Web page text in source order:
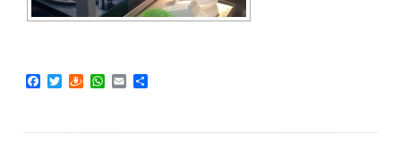
Facebook
TwitterDraugiem
WhatsApp
Email